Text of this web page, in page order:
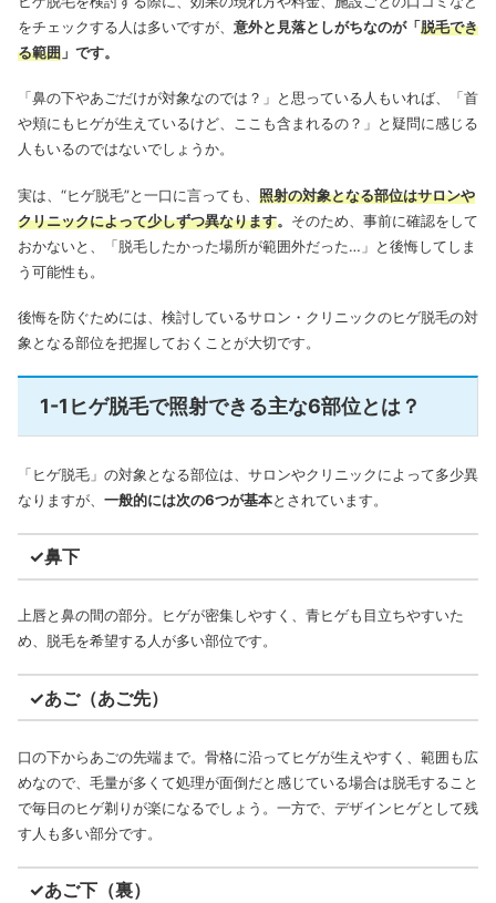
をチェックする人は多いですが、 意外と見落としがちなのが「脱毛でき
る範囲 」です。
「鼻の下やあごだけが対象なのでは？」と思っている人もいれば、「首
や頬にもヒゲが生えているけど、ここも含まれるの？」と疑問に感じる
人もいるのではないでしょうか。
実は 、“ヒゲ脱毛”と一口に言っても、 照射の対象となる部位はサロンや
クリニックによって少しずつ異なります。 そのため、事前に確認をして
おかないと、「脱毛したかった場所が範囲外だった…」と後悔してしま
う可能性も。
後悔を防ぐためには、検討しているサロン・クリニックのヒゲ脱毛の対
象となる部位を把握しておくことが大切です。
1-1ヒゲ脱毛で照射できる主な6部位とは？
「ヒゲ脱毛」の対象となる部位は、サロンやクリニックによって多少異
なりますが、 一般的には次の6つが基本とされています。
✓鼻下
上唇と鼻の間の部分。ヒゲが密集しやすく、青ヒゲも目立ちやすいた
め、脱毛を希望する人が多い部位です。
✓あご（あご先）
口の下からあごの先端まで。骨格に沿ってヒゲが生えやすく、範囲も広
めなので、毛量が多くて処理が面倒だと感じている場合は脱毛すること
で毎日のヒゲ剃りが楽になるでしょう。一方で、デザインヒゲとして残
す人も多い部分です。
✓あご下（裏）